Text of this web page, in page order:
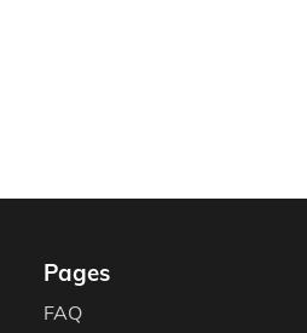
Pages
FAQ